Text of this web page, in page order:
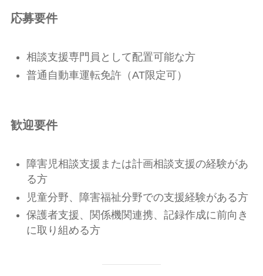
応募要件
相談支援専門員として配置可能な方
普通自動車運転免許（AT限定可）
歓迎要件
障害児相談支援または計画相談支援の経験があ
る方
児童分野、障害福祉分野での支援経験がある方
保護者支援、関係機関連携、記録作成に前向き
に取り組める方